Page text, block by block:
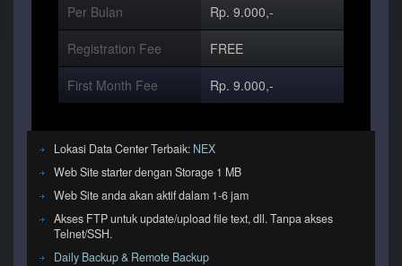
Per Bulan Rp. 9.000,-
Registration Fee FREE
First Month Fee Rp. 9.000,-
Lokasi Data Center Terbaik: NEX
Web Site starter dengan Storage 1 MB
Web Site anda akan aktif dalam 1-6 jam
Akses FTP untuk update/upload file text, dll. Tanpa akses
Telnet/SSH.
Daily Backup & Remote Backup